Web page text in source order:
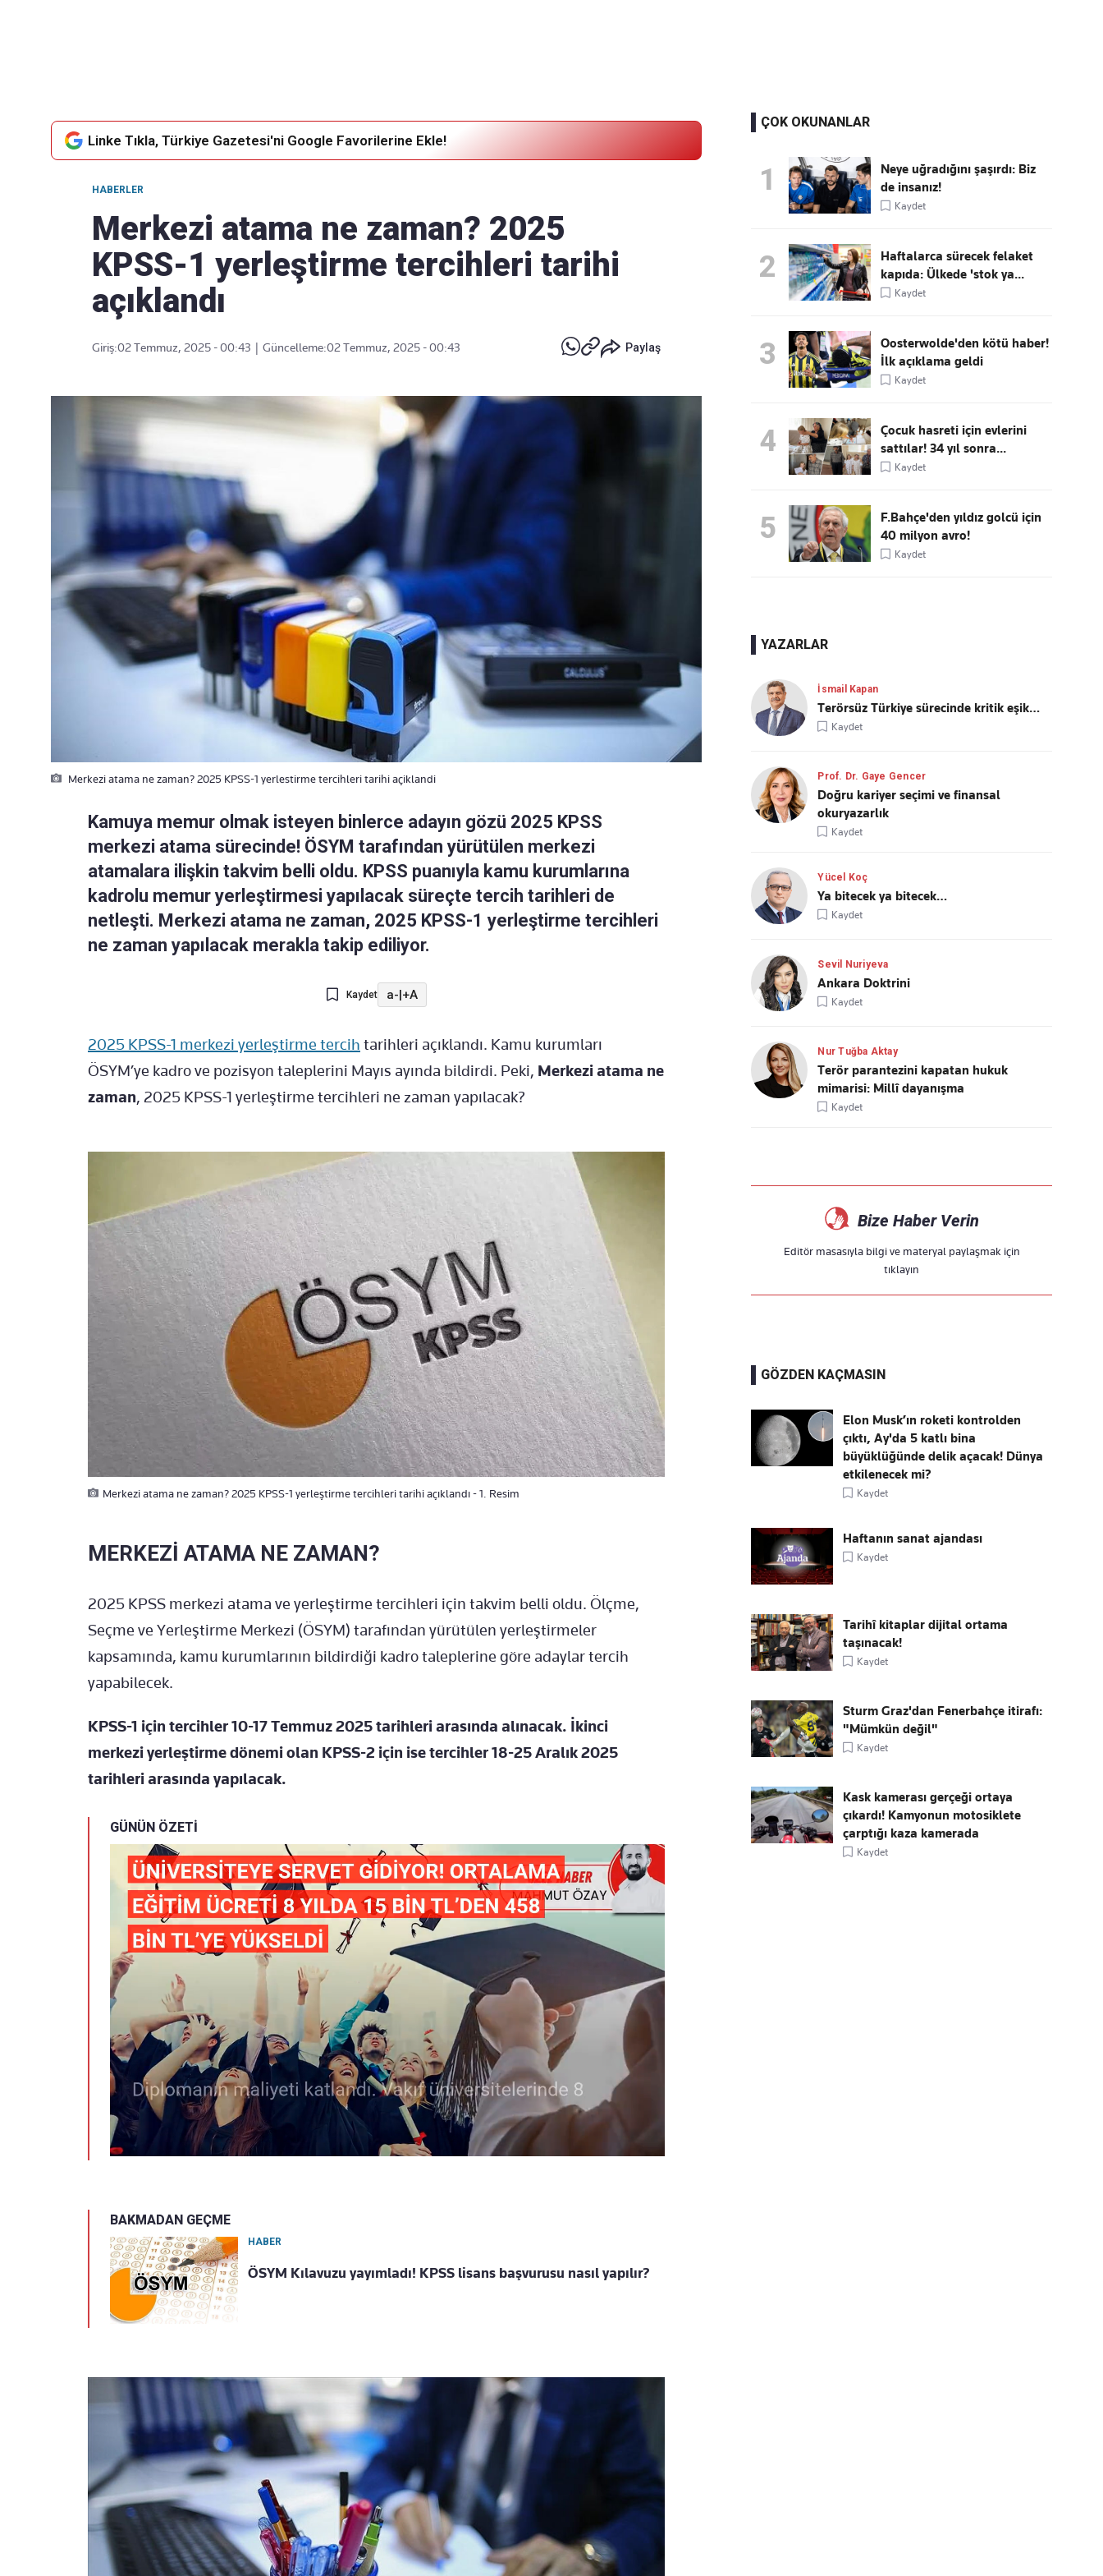
Linke Tıkla, Türkiye Gazetesi'ni Google Favorilerine Ekle!
HABERLER
Merkezi atama ne zaman? 2025
KPSS-1 yerleştirme tercihleri tarihi
açıklandı
Giriş:02 Temmuz, 2025 - 00:43 Güncelleme:02 Temmuz, 2025 - 00:43 Paylaş
Merkezi atama ne zaman? 2025 KPSS-1 yerlestirme tercihleri tarihi açiklandi
Kamuya memur olmak isteyen binlerce adayın gözü 2025 KPSS
merkezi atama sürecinde! ÖSYM tarafından yürütülen merkezi
atamalara ilişkin takvim belli oldu. KPSS puanıyla kamu kurumlarına
kadrolu memur yerleştirmesi yapılacak süreçte tercih tarihleri de
netleşti. Merkezi atama ne zaman, 2025 KPSS-1 yerleştirme tercihleri
ne zaman yapılacak merakla takip ediliyor.
Kaydet a-|+A
2025 KPSS-1 merkezi yerleştirme tercih tarihleri açıklandı. Kamu kurumları
ÖSYM’ye kadro ve pozisyon taleplerini Mayıs ayında bildirdi. Peki, Merkezi atama ne
zaman, 2025 KPSS-1 yerleştirme tercihleri ne zaman yapılacak?
Merkezi atama ne zaman? 2025 KPSS-1 yerleştirme tercihleri tarihi açıklandı - 1. Resim
MERKEZİ ATAMA NE ZAMAN?
2025 KPSS merkezi atama ve yerleştirme tercihleri için takvim belli oldu. Ölçme,
Seçme ve Yerleştirme Merkezi (ÖSYM) tarafından yürütülen yerleştirmeler
kapsamında, kamu kurumlarının bildirdiği kadro taleplerine göre adaylar tercih
yapabilecek.
KPSS-1 için tercihler 10-17 Temmuz 2025 tarihleri arasında alınacak. İkinci
merkezi yerleştirme dönemi olan KPSS-2 için ise tercihler 18-25 Aralık 2025
tarihleri arasında yapılacak.
GÜNÜN ÖZETİ
BAKMADAN GEÇME
HABER
ÖSYM Kılavuzu yayımladı! KPSS lisans başvurusu nasıl yapılır?
ÇOK OKUNANLAR
1
Neye uğradığını şaşırdı: Biz
de insanız!
Kaydet
2
Haftalarca sürecek felaket
kapıda: Ülkede 'stok ya...
Kaydet
3
Oosterwolde'den kötü haber!
İlk açıklama geldi
Kaydet
4
Çocuk hasreti için evlerini
sattılar! 34 yıl sonra...
Kaydet
5
F.Bahçe'den yıldız golcü için
40 milyon avro!
Kaydet
YAZARLAR
İsmail Kapan
Terörsüz Türkiye sürecinde kritik eşik…
Kaydet
Prof. Dr. Gaye Gencer
Doğru kariyer seçimi ve finansal
okuryazarlık
Kaydet
Yücel Koç
Ya bitecek ya bitecek…
Kaydet
Sevil Nuriyeva
Ankara Doktrini
Kaydet
Nur Tuğba Aktay
Terör parantezini kapatan hukuk
mimarisi: Millî dayanışma
Kaydet
Bize Haber Verin
Editör masasıyla bilgi ve materyal paylaşmak için
tıklayın
GÖZDEN KAÇMASIN
Elon Musk’ın roketi kontrolden
çıktı, Ay'da 5 katlı bina
büyüklüğünde delik açacak! Dünya
etkilenecek mi?
Kaydet
Haftanın sanat ajandası
Kaydet
Tarihî kitaplar dijital ortama
taşınacak!
Kaydet
Sturm Graz'dan Fenerbahçe itirafı:
"Mümkün değil"
Kaydet
Kask kamerası gerçeği ortaya
çıkardı! Kamyonun motosiklete
çarptığı kaza kamerada
Kaydet